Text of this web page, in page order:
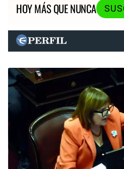
HOY MÁS QUE NUNCA